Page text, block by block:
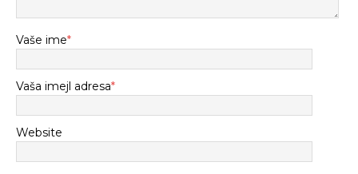
Vaše ime*
Vaša imejl adresa*
Website